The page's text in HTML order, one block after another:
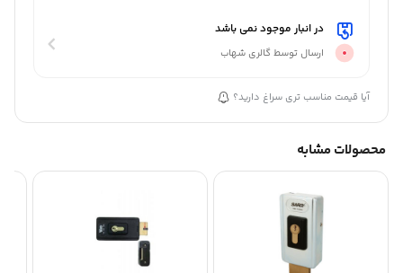
در انبار موجود نمی باشد
ارسال توسط گالری شهاب
آیا قیمت مناسب تری سراغ دارید؟
محصولات مشابه